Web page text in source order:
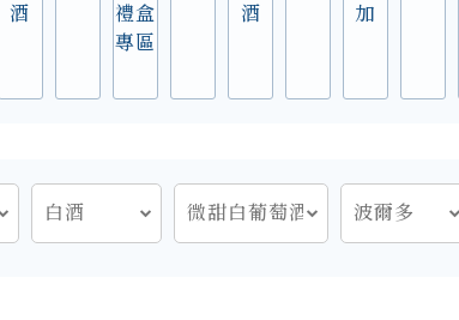
酒
禮盒
專區
酒
加
白酒 微甜白葡萄酒 波爾多